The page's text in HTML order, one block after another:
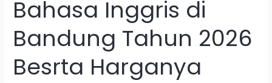
Bahasa Inggris di
Bandung Tahun 2026
Besrta Harganya